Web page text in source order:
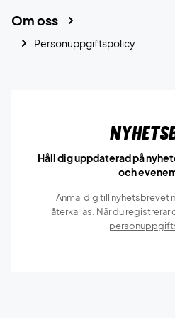
Om oss
Personuppgiftspolicy
Håll dig uppdaterad på
och
Anmäl dig till nyhetsbrevet
återkallas. När du registrerar